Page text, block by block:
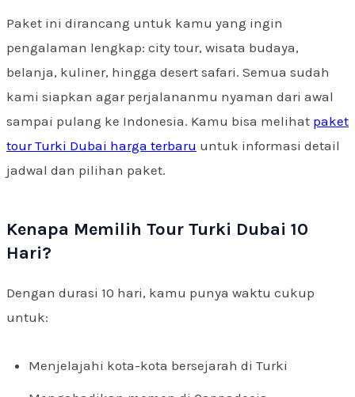
Paket ini dirancang untuk kamu yang ingin
pengalaman lengkap: city tour, wisata budaya,
belanja, kuliner, hingga desert safari. Semua sudah
kami siapkan agar perjalananmu nyaman dari awal
sampai pulang ke Indonesia. Kamu bisa melihat paket
tour Turki Dubai harga terbaru untuk informasi detail
jadwal dan pilihan paket.
Kenapa Memilih Tour Turki Dubai 10
Hari?
Dengan durasi 10 hari, kamu punya waktu cukup
untuk:
Menjelajahi kota-kota bersejarah di Turki